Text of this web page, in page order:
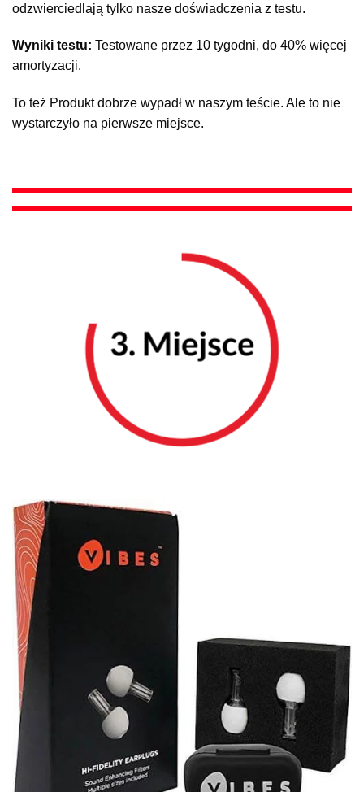
odzwierciedlają tylko nasze doświadczenia z testu.
Wyniki testu: Testowane przez 10 tygodni, do 40% więcej
amortyzacji.
To też Produkt dobrze wypadł w naszym teście. Ale to nie
wystarczyło na pierwsze miejsce.